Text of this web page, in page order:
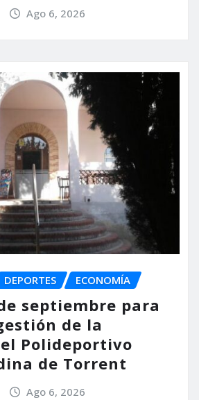
Ago 6, 2026
DEPORTES ECONOMÍA
septiembre para
de la
Polideportivo
de Torrent
Ago 6, 2026